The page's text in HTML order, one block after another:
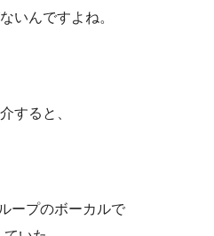
いんですよね。
すると、
ープのボーカルで